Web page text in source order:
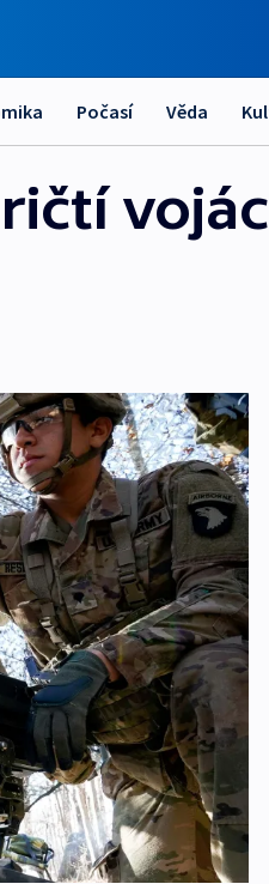
Počasí Věda